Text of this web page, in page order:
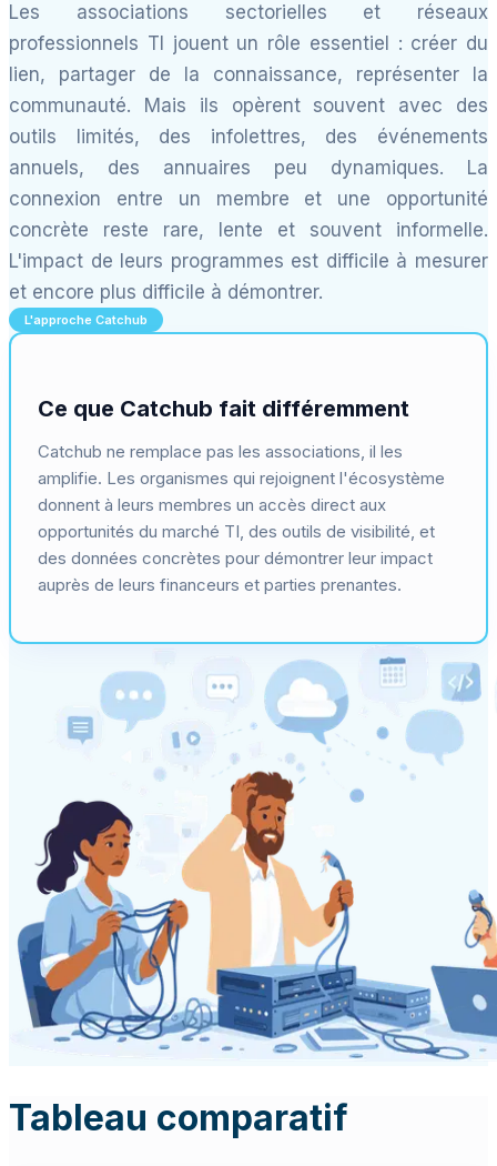
Les associations sectorielles et réseaux
professionnels TI jouent un rôle essentiel : créer du
lien, partager de la connaissance, représenter la
communauté. Mais ils opèrent souvent avec des
outils limités, des infolettres, des événements
annuels, des annuaires peu dynamiques. La
connexion entre un membre et une opportunité
concrète reste rare, lente et souvent informelle.
L'impact de leurs programmes est difficile à mesurer
et encore plus difficile à démontrer.
L'approche Catchub
Ce que Catchub fait différemment
Catchub ne remplace pas les associations, il les
amplifie. Les organismes qui rejoignent l'écosystème
donnent à leurs membres un accès direct aux
opportunités du marché TI, des outils de visibilité, et
des données concrètes pour démontrer leur impact
auprès de leurs financeurs et parties prenantes.
Tableau comparatif